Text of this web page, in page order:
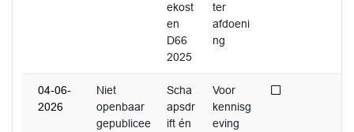
ekost
en
D66
2025
ter
afdoeni
ng
04-06-
2026
Niet
openbaar
gepublicee
Scha
apsdr
ift én
Voor
kennisg
eving
Niet afgedaan